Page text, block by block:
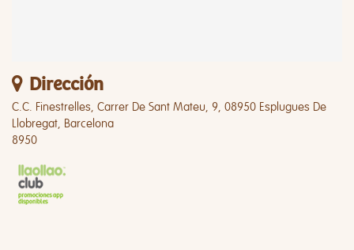
Dirección
C.C. Finestrelles, Carrer De Sant Mateu, 9, 08950 Esplugues De
Llobregat, Barcelona
8950